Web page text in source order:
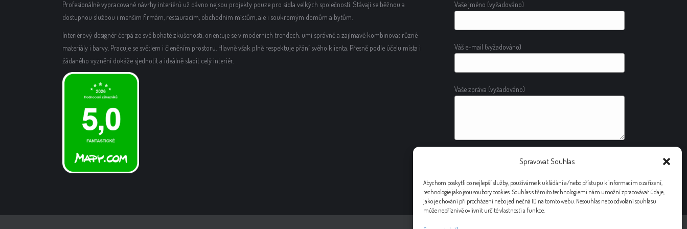
Spravovat Souhlas
Abychom poskytli co nejlepší služby, používáme k ukládání a/nebo přístupu k informacím o zařízení,
technologie jako jsou soubory cookies. Souhlas s těmito technologiemi nám umožní zpracovávat údaje,
jako je chování při procházení nebo jedinečná ID na tomto webu. Nesouhlas nebo odvolání souhlasu
může nepříznivě ovlivnit určité vlastnosti a funkce.
Profesionálně vypracované návrhy interiérů už dávno nejsou projekty pouze pro sídla velkých společností. Stávají se běžnou a
dostupnou službou i menším firmám, restauracím, obchodním místům, ale i soukromým domům a bytům.
Interiérový designér čerpá ze své bohaté zkušenosti, orientuje se v moderních trendech, umí správně a zajímavě kombinovat různé
materiály i barvy. Pracuje se světlem i členěním prostoru. Hlavně však plně respektuje přání svého klienta. Přesně podle účelu místa i
žádaného vyznění dokáže sjednotit a ideálně sladit celý interiér.
Vaše jméno (vyžadováno)
Váš e-mail (vyžadováno)
Vaše zpráva (vyžadováno)
Alternative: